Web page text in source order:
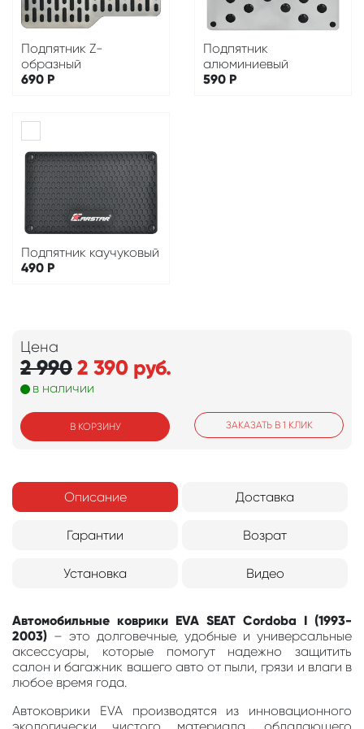
Подпятник Z-
образный
690 Р
Подпятник
алюминиевый
590 Р
Подпятник каучуковый
490 Р
Цена
2 9902 390 руб.
в наличии
В КОРЗИНУ ЗАКАЗАТЬ В 1 КЛИК
Описание Доставка
Гарантии Возрат
Установка Видео
Автомобильные коврики EVA SEAT Cordoba I (1993-
2003) – это долговечные, удобные и универсальные
аксессуары, которые помогут надежно защитить
салон и багажник вашего авто от пыли, грязи и влаги в
любое время года.
Автоковрики EVA производятся из инновационного